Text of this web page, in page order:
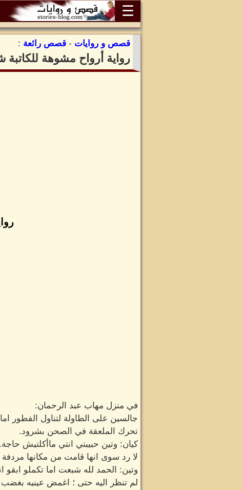
☰
قصص و روايات - قصص رائعة :
رواية أرواح مشوهة للكاتبة
في منزل مهاب عبد الرحمان:
جالسين على الطاولة لتناول الفطور
تحرك الملعقة في الصحن بشرود.
كيان: وتين حبيبتي انتي ماأكلتيش حاجة.
لا رد سوى انها قامت من مكانها مردفة
وتين: الحمد لله شبعت اما تكملو ابقو
لم تنظر اليه حتى ؛ اغمض عينيه بغضب